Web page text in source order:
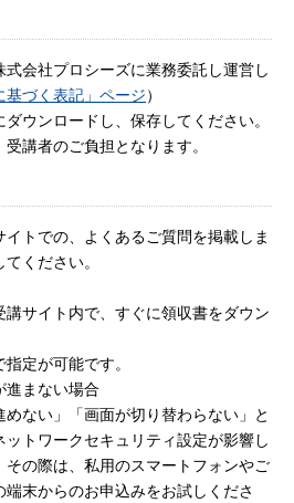
会社プロシーズに業務委託し運営し
基づく表記」ページ）
ウンロードし、保存してください。
講者のご負担となります。
トでの、よくあるご質問を掲載しま
ください。
サイト内で、すぐに領収書をダウン
定が可能です。
まない場合
ない」「画面が切り替わらない」と
トワークセキュリティ設定が影響し
の際は、私用のスマートフォンやご
末からのお申込みをお試しくださ